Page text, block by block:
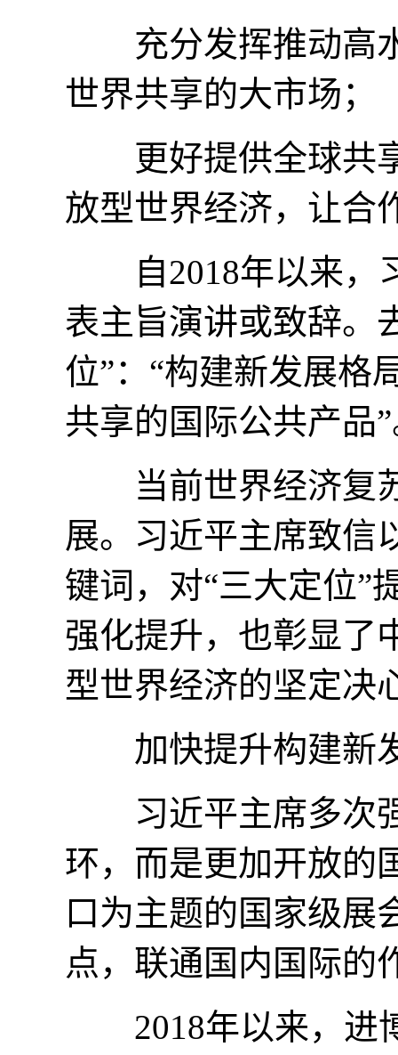
充分发挥推动高水
世界共享的大市场；
更好提供全球共享
放型世界经济，让合
自2018年以来，习
表主旨演讲或致辞。
位”：“构建新发展格
共享的国际公共产品
当前世界经济复苏
展。习近平主席致信
键词，对“三大定位”
强化提升，也彰显了
型世界经济的坚定决
加快提升构建新
习近平主席多次强
环，而是更加开放的
口为主题的国家级展
点，联通国内国际的
2018年以来，进博